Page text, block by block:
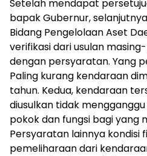
Setelah mendapat
bapak Gubernur,
Bidang Pengelolaan Aset
verifikasi dari usulan
dengan persyaratan. Yang
Paling kurang kendaraan
tahun. Kedua, kendaraan
diusulkan tidak
pokok dan fungsi bagi yang
Persyaratan lainnya kondisi
pemeliharaan dari